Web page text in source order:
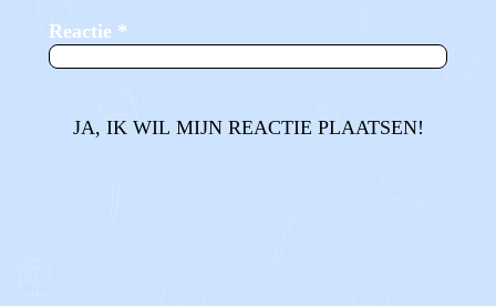
Reactie *
JA, IK WIL MIJN REACTIE PLAATSEN!